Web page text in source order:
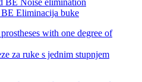
Eliminacija buke
za ruke s jednim stupnjem